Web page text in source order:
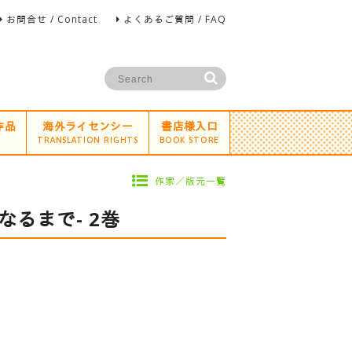
お問合せ / Contact よくあるご質問 / FAQ
品 海外ライセンシー
TRANSLATION RIGHTS
書店様入口
BOOK STORE
作家／版元一覧
るまで- 2巻